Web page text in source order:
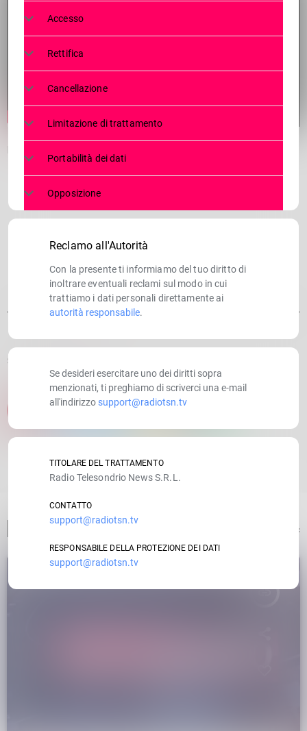
SCRITTO DA:
email
ARTICOLO PRECEDENTE
insert_link
Accesso
Rettifica
Cancellazione
Limitazione di trattamento
Portabilità dei dati
Opposizione
Reclamo all'Autorità
Con la presente ti informiamo del tuo diritto di
inoltrare eventuali reclami sul modo in cui
trattiamo i dati personali direttamente ai
autorità responsabile.
Se desideri esercitare uno dei diritti sopra
menzionati, ti preghiamo di scriverci una e-mail
all'indirizzo support@radiotsn.tv
TITOLARE DEL TRATTAMENTO
Radio Telesondrio News S.R.L.
CONTATTO
support@radiotsn.tv
RESPONSABILE DELLA PROTEZIONE DEI DATI
support@radiotsn.tv